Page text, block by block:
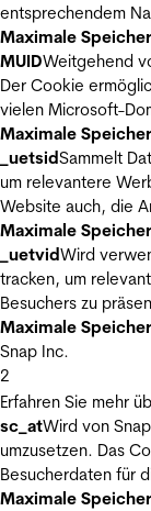
entsprechendem
Maximale
MUIDWeitgehend
Der Cookie
vielen Microsoft-
Maximale
_uetsidSammelt
um relevantere
Website auch, die
Maximale
_uetvidWird
tracken, um
Besuchers zu
Maximale
Snap Inc.
2
Erfahren Sie mehr
sc_atWird von
umzusetzen. Das
Besucherdaten für
Maximale